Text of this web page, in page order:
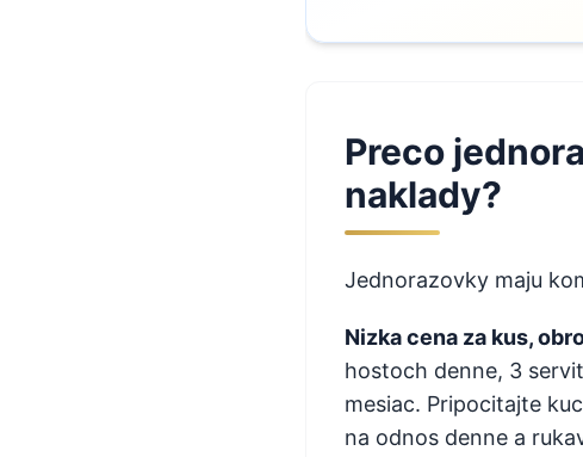
Preco
naklady?
Jednorazovky maju
Nizka cena za kus,
hostoch denne, 3
mesiac. Pripocitajte
na odnos denne a